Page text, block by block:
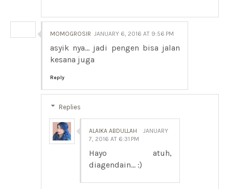
MOMOGROSIR JANUARY 6, 2016 AT 9:56 PM
asyik nya... jadi pengen bisa jalan
kesana juga
Reply
Replies
ALAIKA ABDULLAH
JANUARY
7, 2016 AT 6:31 PM
Hayo atuh,
diagendain... :)